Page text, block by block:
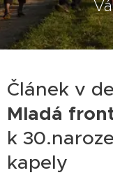
Článek v
Mladá
k
kapely